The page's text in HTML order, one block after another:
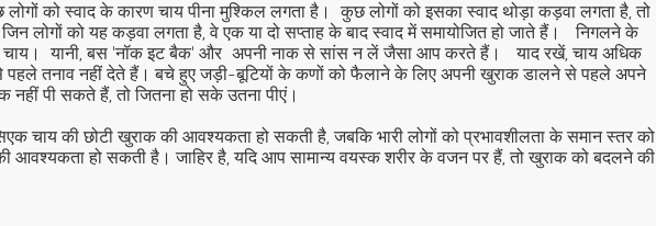
को स्वाद के कारण चाय पीना मुश्किल लगता है।
कुछ लोगों को इसका स्वाद थोड़ा कड़वा लगता है, तो
को यह कड़वा लगता है, वे एक या दो सप्ताह के बाद स्वाद में समायोजित हो जाते हैं।
निगलने के
चाय। यानी, बस 'नॉक इट बैक' और अपनी नाक से सांस न लें जैसा आप करते हैं।
याद रखें, चाय अधिक
से पहले तनाव नहीं देते हैं। बचे हुए जड़ी-बूटियों के कणों को फैलाने के लिए अपनी खुराक डालने से पहले अपने
पी सकते हैं, तो जितना हो सके उतना पीएं।
चाय की छोटी खुराक की आवश्यकता हो सकती है, जबकि भारी लोगों को प्रभावशीलता के समान स्तर को
आवश्यकता हो सकती है। जाहिर है, यदि आप सामान्य वयस्क शरीर के वजन पर हैं, तो खुराक को बदलने की